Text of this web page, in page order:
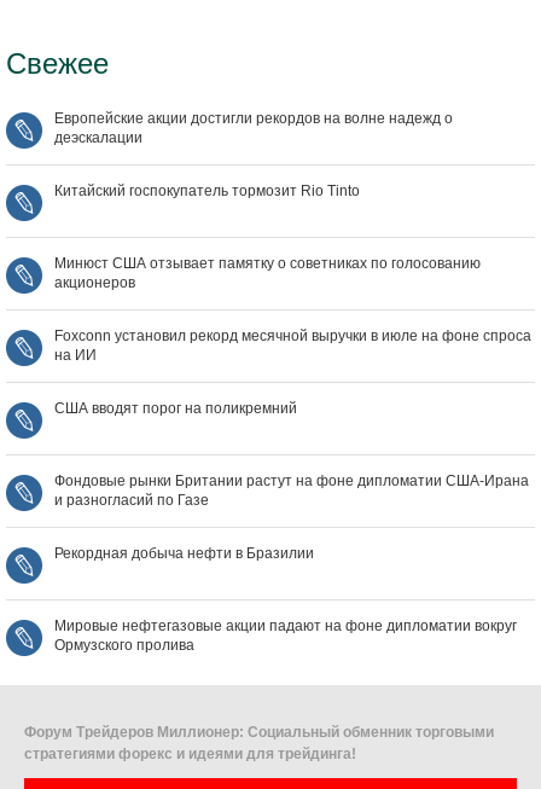
Свежее
Европейские акции достигли рекордов на волне надежд о
деэскалации
Китайский госпокупатель тормозит Rio Tinto
Минюст США отзывает памятку о советниках по голосованию
акционеров
Foxconn установил рекорд месячной выручки в июле на фоне спроса
на ИИ
США вводят порог на поликремний
Фондовые рынки Британии растут на фоне дипломатии США‑Ирана
и разногласий по Газе
Рекордная добыча нефти в Бразилии
Мировые нефтегазовые акции падают на фоне дипломатии вокруг
Ормузского пролива
Форум Трейдеров Миллионер: Социальный обменник торговыми
стратегиями форекс и идеями для трейдинга!